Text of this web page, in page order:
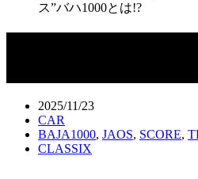
ス”バハ1000とは!?
2025/11/23
CAR
BAJA1000, JAOS, SCORE,
CLASSIX